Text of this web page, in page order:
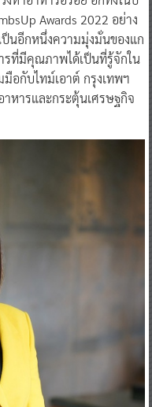
งานแสดงแสงไฟที่
งหาอาหารอร่อย อีกทั้งในปี
Awards 2022 อย่าง
นอีกหนึ่งความมุ่งมั่นของแก
ที่มีคุณภาพได้เป็นที่รู้จักใน
อกับไทม์เอาต์ กรุงเทพฯ